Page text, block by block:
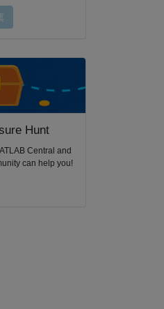
Hunt
Central and
can help you!